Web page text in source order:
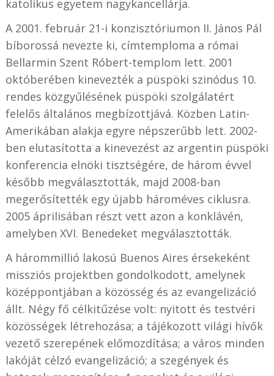
katolikus egyetem nagykancellárja.
A 2001. február 21-i konzisztóriumon II. János Pál
bíborossá nevezte ki, címtemploma a római
Bellarmin Szent Róbert-templom lett. 2001
októberében kinevezték a püspöki szinódus 10.
rendes közgyűlésének püspöki szolgálatért
felelős általános megbízottjává. Közben Latin-
Amerikában alakja egyre népszerűbb lett. 2002-
ben elutasította a kinevezést az argentin püspöki
konferencia elnöki tisztségére, de három évvel
később megválasztották, majd 2008-ban
megerősítették egy újabb hároméves ciklusra.
2005 áprilisában részt vett azon a konklávén,
amelyben XVI. Benedeket megválasztották.
A hárommillió lakosú Buenos Aires érsekeként
missziós projektben gondolkodott, amelynek
középpontjában a közösség és az evangelizáció
állt. Négy fő célkitűzése volt: nyitott és testvéri
közösségek létrehozása; a tájékozott világi hívők
vezető szerepének előmozdítása; a város minden
lakóját célzó evangelizáció; a szegények és